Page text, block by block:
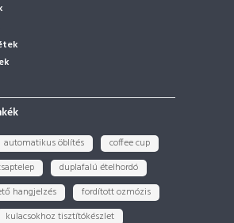
automatikus öblítés
coffee cup
duplafalú ételhordó
hangjelzés
fordított ozmózis
kulacsokhoz tisztítókészlet